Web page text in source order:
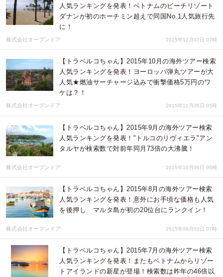
人気ランキングを発表！ベトナムのビーチリゾート
ダナンが初のホーチミン超えで同国No.1人気旅行先
に！
株式会社オープンドア 2015年12月07日 07時
【トラベルコちゃん】2015年10月の海外ツアー検索
人気ランキングを発表！ヨーロッパ弾丸ツアーが大
人気★燃油サーチャージ込みで衝撃価格5万円のワ
ケは？！
株式会社オープンドア 2015年11月05日 05時
【トラベルコちゃん】2015年9月の海外ツアー検索
人気ランキングを発表！"トルコのリヴィエラ"アン
タルヤが検索数で対前年同月73倍の大沸騰！
株式会社オープンドア 2015年10月06日 05時
【トラベルコちゃん】2015年8月の海外ツアー検索
人気ランキングを発表！意外にお手頃な価格も人気
を後押し マルタ島が初の20位台にランクイン！
株式会社オープンドア 2015年09月03日 07時
【トラベルコちゃん】2015年7月の海外ツアー検索
人気ランキングを発表！またもベトナムからリゾー
トアイランドの新星が登場！検索数は昨年の46倍以